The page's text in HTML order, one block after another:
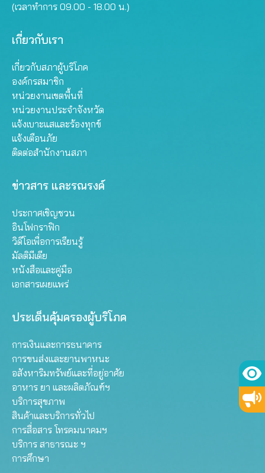
(เวลาทำการ 09.00 - 18.00 น.)
เกี่ยวกับเรา
เกี่ยวกับสภาผู้บริโภค
องค์กรสมาชิก
หน่วยงานเขตพื้นที่
หน่วยงานประจำจังหวัด
แจ้งเบาะแสและร้องทุกข์
แจ้งเตือนภัย
ติดต่อสำนักงานสภา
ข่าวสาร และรณรงค์
ประกาศเชิญชวน
อินโฟกราฟิก
วิดีโอเพื่อการเรียนรู้
มัลติมีเดีย
หนังสือและคู่มือ
เอกสารเผยแพร่
ประเด็นคุ้มครองผู้บริโภค
การเงินและการธนาคาร
การขนส่งและยานพาหนะ
อสังหาริมทรัพย์และที่อยู่อาศัย
อาหาร ยา และผลิตภัณฑ์ฯ
บริการสุขภาพ
สินค้าและบริการทั่วไป
การสื่อสาร โทรคมนาคมฯ
บริการ สาธารณะ ฯ
การศึกษา